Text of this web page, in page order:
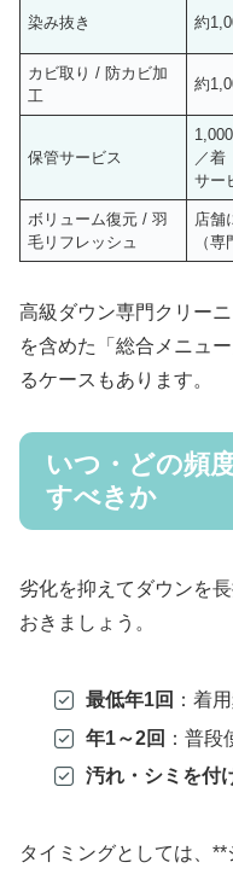
染み抜き 約
カビ取り / 防カビ加
工
約
保管サービス
／着
サー
ボリューム復元 / 羽
毛リフレッシュ
店舗
（
高級ダウン専門クリー
を含めた「総合メニュ
るケースもあります。
いつ・どの頻
すべきか
劣化を抑えてダウンを
おきましょう。
最低年1回 ：着
年1～2回 ：普
汚れ・シミを付
タイミングとしては、**